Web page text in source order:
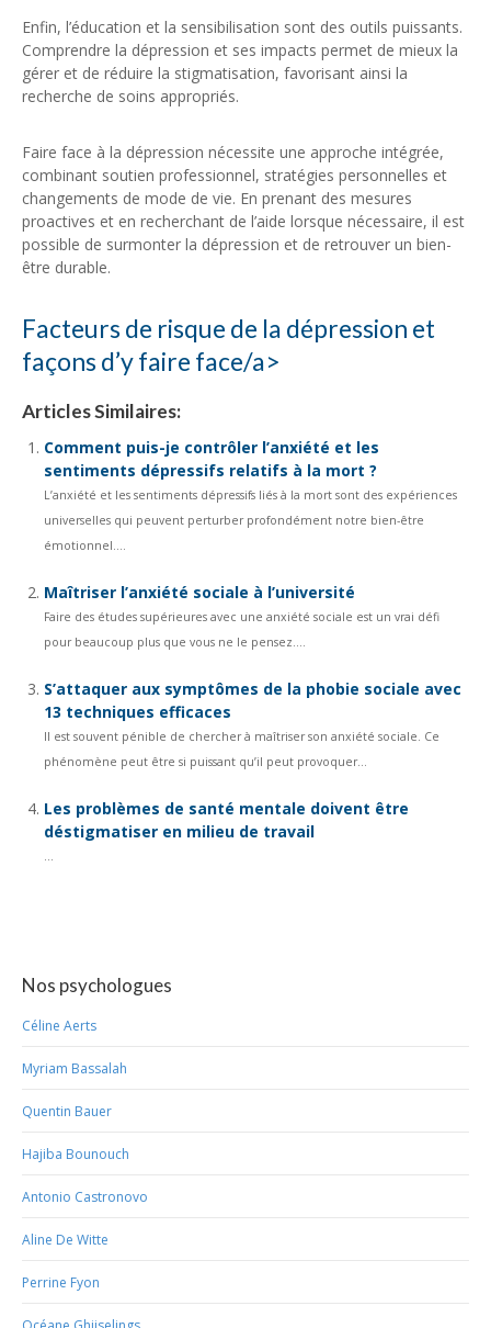
Enfin, l’éducation et la sensibilisation sont des outils puissants.
Comprendre la dépression et ses impacts permet de mieux la
gérer et de réduire la stigmatisation, favorisant ainsi la
recherche de soins appropriés.
Faire face à la dépression nécessite une approche intégrée,
combinant soutien professionnel, stratégies personnelles et
changements de mode de vie. En prenant des mesures
proactives et en recherchant de l’aide lorsque nécessaire, il est
possible de surmonter la dépression et de retrouver un bien-
être durable.
Facteurs de risque de la dépression et
façons d’y faire face/a>
Articles Similaires:
Comment puis-je contrôler l’anxiété et les
sentiments dépressifs relatifs à la mort ?
L’anxiété et les sentiments dépressifs liés à la mort sont des expériences
universelles qui peuvent perturber profondément notre bien-être
émotionnel....
Maîtriser l’anxiété sociale à l’université
Faire des études supérieures avec une anxiété sociale est un vrai défi
pour beaucoup plus que vous ne le pensez....
S’attaquer aux symptômes de la phobie sociale avec
13 techniques efficaces
Il est souvent pénible de chercher à maîtriser son anxiété sociale. Ce
phénomène peut être si puissant qu’il peut provoquer...
Les problèmes de santé mentale doivent être
déstigmatiser en milieu de travail
...
Nos psychologues
Céline Aerts
Myriam Bassalah
Quentin Bauer
Hajiba Bounouch
Antonio Castronovo
Aline De Witte
Perrine Fyon